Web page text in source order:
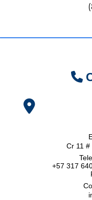
Cr 11 #
+57 317